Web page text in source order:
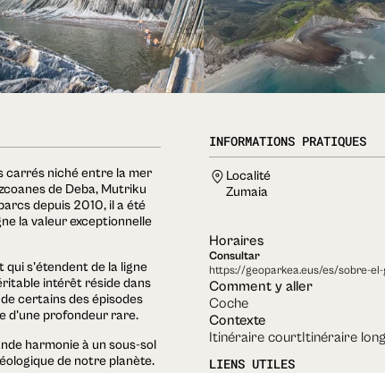
carrés niché entre la mer
de Deba, Mutriku
depuis 2010, il a été
la valeur exceptionnelle
qui s'étendent de la ligne
intérêt réside dans
certains des épisodes
d'une profondeur rare.
harmonie à un sous-sol
de notre planète.
INFORMATIONS PRATIQUES
Localité
Zumaia
Horaires
Consultar
https://geoparkea.eus/es/sobre-
Comment y aller
Coche
Contexte
Itinéraire courtItinéraire long
LIENS UTILES